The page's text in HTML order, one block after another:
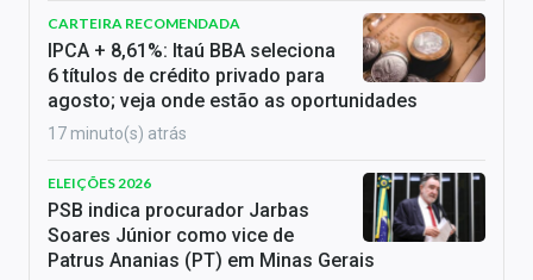
CARTEIRA RECOMENDADA
IPCA + 8,61%: Itaú BBA seleciona
6 títulos de crédito privado para
agosto; veja onde estão as oportunidades
17 minuto(s) atrás
ELEIÇÕES 2026
PSB indica procurador Jarbas
Soares Júnior como vice de
Patrus Ananias (PT) em Minas Gerais